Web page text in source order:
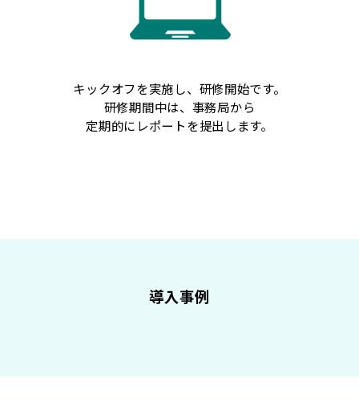
キックオフを実施し、研修開始です。
研修期間中は、事務局から
定期的にレポートを提出します。
導入事例